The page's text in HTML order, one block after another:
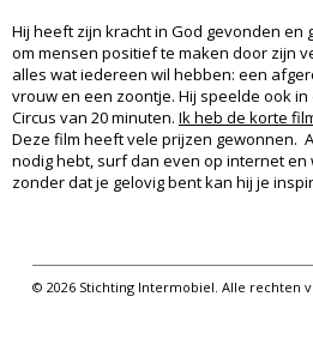
Hij heeft zijn kracht in God gevonden en
om mensen positief te maken door zijn
alles wat iedereen wil hebben: een
vrouw en een zoontje. Hij speelde ook
Circus van 20 minuten. Ik heb de korte
Deze film heeft vele prijzen gewonnen.
nodig hebt, surf dan even op internet
zonder dat je gelovig bent kan hij je
© 2026 Stichting Intermobiel. Alle rechten